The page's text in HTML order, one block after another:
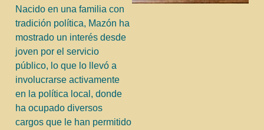
Nacido en una familia con
tradición política, Mazón ha
mostrado un interés desde
joven por el servicio
público, lo que lo llevó a
involucrarse activamente
en la política local, donde
ha ocupado diversos
cargos que le han permitido